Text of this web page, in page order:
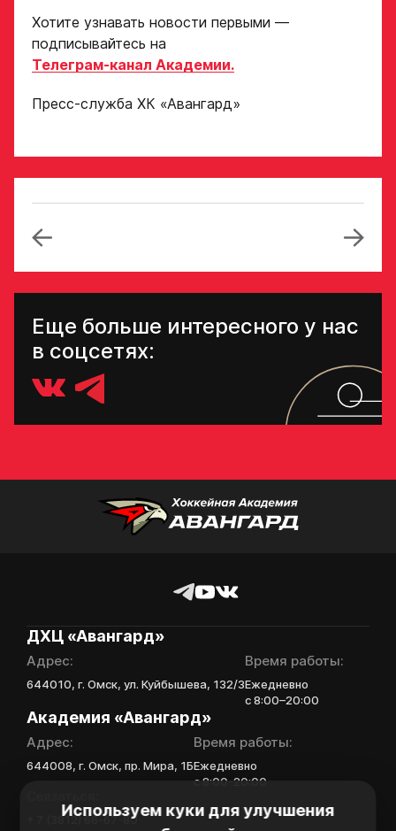
Используем куки для улучшения
Хотите узнавать новости первыми —
подписывайтесь на
Телеграм-канал Академии.
Пресс-служба ХК «Авангард»
Еще больше интересного у нас
в соцсетях:
в заявке номеру!
ДХЦ «Авангард»
Адрес:
644010, г. Омск, ул. Куйбышева, 132/3
Время работы:
Ежедневно
с 8:00–20:00
Академия «Авангард»
Адрес:
644008, г. Омск, пр. Мира, 1Б
Время работы:
Ежедневно
с 8:00-20:00
+ 7 (3812) 66-67-80